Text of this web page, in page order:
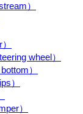
）
wheel）
）
）
）